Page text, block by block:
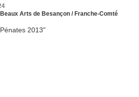
Arts de Besançon / Franche-Comté